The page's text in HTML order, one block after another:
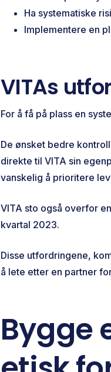
Ha systematiske
Implementere en
VITAs
For å få på plass en
De ønsket bedre
direkte til VITA sin
vanskelig å prioritere
VITA sto også overfor
kvartal 2023.
Disse utfordringene,
å lete etter en partner
Bygge